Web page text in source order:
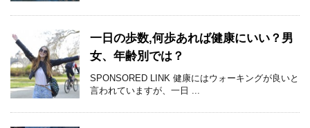
一日の歩数,何歩あれば健康にいい？男
女、年齢別では？
SPONSORED LINK 健康にはウォーキングが良いと
言われていますが、一日 ...